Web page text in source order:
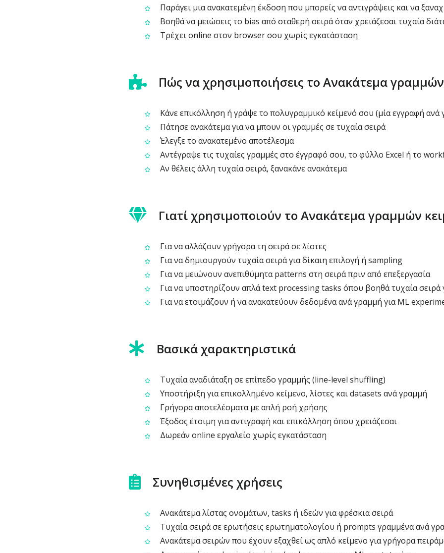
Παράγει μια ανακατεμένη έκδοση που μπορείς να αντιγράψεις και να
Βοηθά να μειώσεις το bias από σταθερή σειρά όταν χρειάζεσαι τυχαία
Τρέχει online στον browser σου χωρίς εγκατάσταση
Πώς να χρησιμοποιήσεις το Ανακάτεμα
Κάνε επικόλληση ή γράψε το πολυγραμμικό κείμενό σου (μία εγγραφή ανά
Πάτησε ανακάτεμα για να μπουν οι γραμμές σε τυχαία σειρά
Έλεγξε το ανακατεμένο αποτέλεσμα
Αντέγραψε τις τυχαίες γραμμές στο έγγραφό σου, το φύλλο Excel ή το
Αν θέλεις άλλη τυχαία σειρά, ξανακάνε ανακάτεμα
Γιατί χρησιμοποιούν το Ανακάτεμα γραμμών
Για να αλλάζουν γρήγορα τη σειρά σε λίστες
Για να δημιουργούν τυχαία σειρά για δίκαιη επιλογή ή sampling
Για να μειώνουν ανεπιθύμητα patterns στη σειρά πριν από επεξεργασία
Για να υποστηρίζουν απλά text processing tasks όπου βοηθά τυχαία
Για να ετοιμάζουν ή να ανακατεύουν δεδομένα ανά γραμμή για ML
Βασικά χαρακτηριστικά
Τυχαία αναδιάταξη σε επίπεδο γραμμής (line-level shuffling)
Υποστήριξη για επικολλημένο κείμενο, λίστες και datasets ανά γραμμή
Γρήγορα αποτελέσματα με απλή ροή χρήσης
Έξοδος έτοιμη για αντιγραφή και επικόλληση όπου χρειάζεσαι
Δωρεάν online εργαλείο χωρίς εγκατάσταση
Συνηθισμένες χρήσεις
Ανακάτεμα λίστας ονομάτων, tasks ή ιδεών για φρέσκια σειρά
Τυχαία σειρά σε ερωτήσεις ερωτηματολογίου ή prompts γραμμένα ανά
Ανακάτεμα σειρών που έχουν εξαχθεί ως απλό κείμενο για γρήγορα